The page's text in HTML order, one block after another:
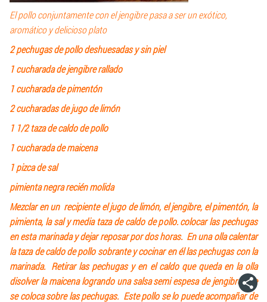
El pollo conjuntamente con el jengibre pasa a ser un exótico,
aromático y delicioso plato
2 pechugas de pollo deshuesadas y sin piel
1 cucharada de jengibre rallado
1 cucharada de pimentón
2 cucharadas de jugo de limón
1 1/2 taza de caldo de pollo
1 cucharada de maicena
1 pizca de sal
pimienta negra recién molida
Mezclar en un recipiente el jugo de limón, el jengibre, el pimentón, la
pimienta, la sal y media taza de caldo de pollo. colocar las pechugas
en esta marinada y dejar reposar por dos horas. En una olla calentar
la taza de caldo de pollo sobrante y cocinar en él las pechugas con la
marinada. Retirar las pechugas y en el caldo que queda en la olla
disolver la maicena logrando una salsa semi espesa de jengibre que
se coloca sobre las pechugas. Este pollo se lo puede acompañar de